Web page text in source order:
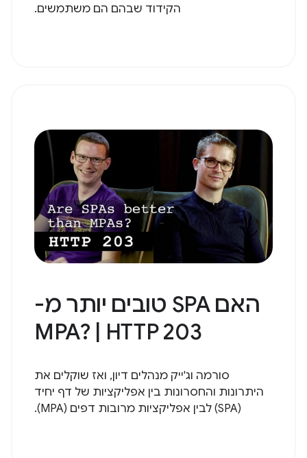
הקידוד שבהם הם משתמשים.
האם SPA טובים יותר מ-
MPA? | HTTP 203
סורמה וג'ייק מנהלים דיון, ואז שוקלים את
היתרונות והחסרונות בין אפליקציות של דף יחיד
(SPA) לבין אפליקציות מרובות דפים (MPA).